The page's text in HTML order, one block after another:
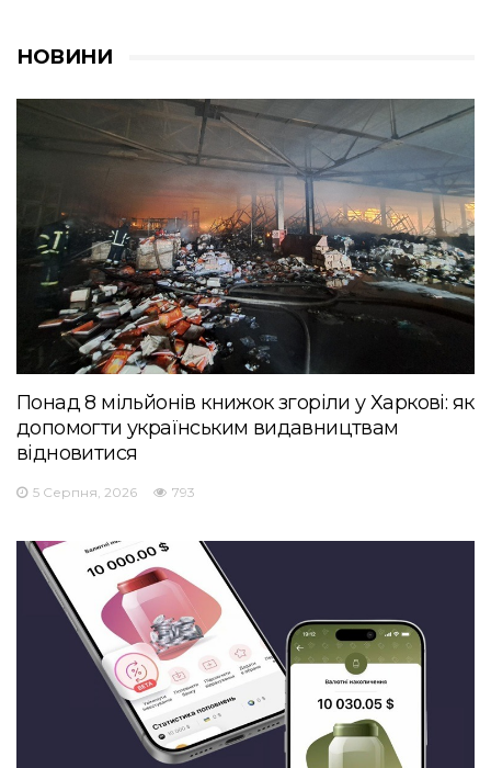
НОВИНИ
Понад 8 мільйонів книжок згоріли у Харкові: як
допомогти українським видавництвам
відновитися
5 Серпня, 2026 793